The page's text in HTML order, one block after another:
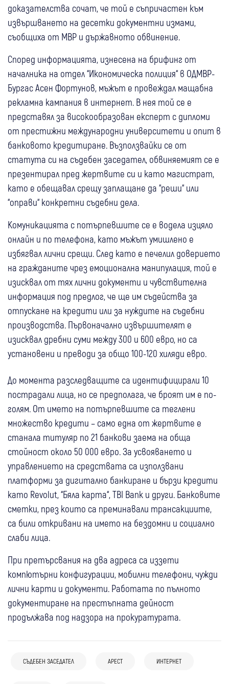
доказателства сочат, че той е съпричастен към
извършването на десетки документни измами,
съобщиха от МВР и държавното обвинение.
Според информацията, изнесена на брифинг от
началника на отдел “Икономическа полиция“ в ОДМВР-
Бургас Асен Фортунов, мъжът е провеждал мащабна
рекламна кампания в интернет. В нея той се е
представял за високообразован експерт с дипломи
от престижни международни университети и опит в
банковото кредитиране. Възползвайки се от
статута си на съдебен заседател, обвиняемият се е
презентирал пред жертвите си и като магистрат,
като е обещавал срещу заплащане да “реши“ или
“оправи“ конкретни съдебни дела.
Комуникацията с потърпевшите се е водела изцяло
онлайн и по телефона, като мъжът умишлено е
избягвал лични срещи. След като е печелил доверието
на гражданите чрез емоционална манипулация, той е
изисквал от тях лични документи и чувствителна
информация под предлог, че ще им съдейства за
отпускане на кредити или за нуждите на съдебни
производства. Първоначално извършителят е
изисквал дребни суми между 300 и 600 евро, но са
установени и преводи за общо 100-120 хиляди евро.
До момента разследващите са идентифицирали 10
пострадали лица, но се предполага, че броят им е по-
голям. От името на потърпевшите са теглени
множество кредити – само една от жертвите е
станала титуляр по 21 банкови заема на обща
стойност около 50 000 евро. За усвояването и
управлението на средствата са използвани
платформи за дигитално банкиране и бързи кредити
като Revolut, “Бяла карта“, TBI Bank и други. Банковите
сметки, през които са преминавали трансакциите,
са били откривани на името на бездомни и социално
слаби лица.
При претърсвания на два адреса са иззети
компютърни конфигурации, мобилни телефони, чужди
лични карти и документи. Работата по пълното
документиране на престъпната дейност
продължава под надзора на прокуратурата.
СЪДЕБЕН ЗАСЕДАТЕЛ АРЕСТ ИНТЕРНЕТ
България 05 авг
България 05 авг